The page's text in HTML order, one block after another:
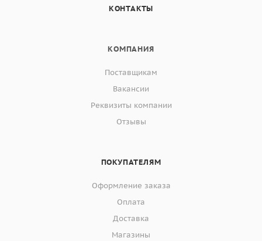
КОНТАКТЫ
КОМПАНИЯ
Поставщикам
Вакансии
Реквизиты компании
Отзывы
ПОКУПАТЕЛЯМ
Оформление заказа
Оплата
Доставка
Магазины